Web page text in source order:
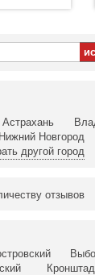
Астрахань
Нижний Новгород
другой город
отзывов